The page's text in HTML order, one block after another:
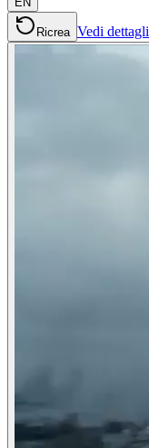
Ricrea Vedi dettagli